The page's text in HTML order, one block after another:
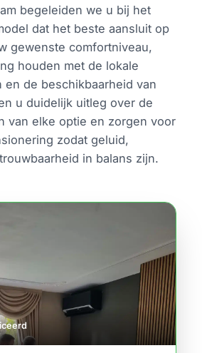
begeleiden we u bij het
dat het beste aansluit op
gewenste comfortniveau,
houden met de lokale
en de beschikbaarheid van
u duidelijk uitleg over de
van elke optie en zorgen voor
zodat geluid,
in balans zijn.